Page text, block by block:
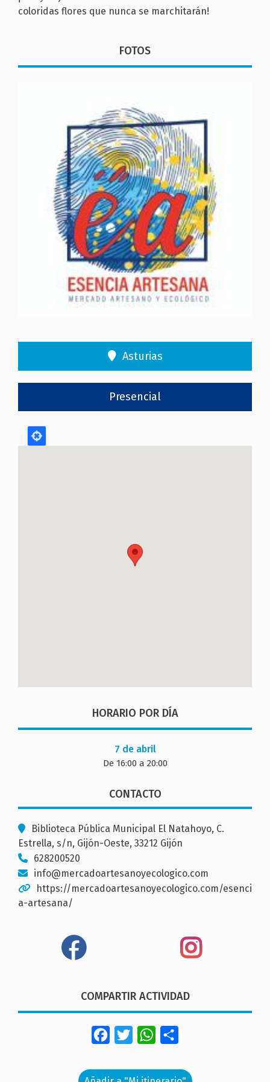
coloridas flores que nunca se marchitarán!
FOTOS
Asturias
Presencial
HORARIO POR DÍA
7 de abril
De 16:00 a 20:00
CONTACTO
Biblioteca Pública Municipal El Natahoyo, C.
Estrella, s/n, Gijón-Oeste, 33212 Gijón
628200520
info@mercadoartesanoyecologico.com
https://mercadoartesanoyecologico.com/esenci
a-artesana/
COMPARTIR ACTIVIDAD
FacebookTwitterWhatsApp